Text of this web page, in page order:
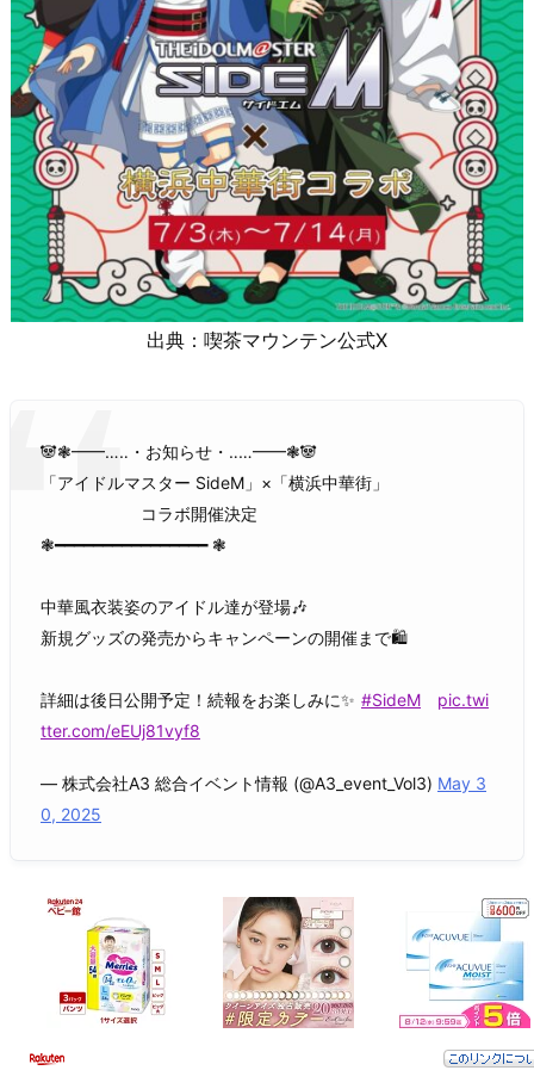
出典：喫茶マウンテン公式X
🐼❃━━…‥・お知らせ・‥…━━❃🐼
「アイドルマスター SideM」×「横浜中華街」
コラボ開催決定
❃━━━━━━━━━━━━━━━━ ❃
中華風衣装姿のアイドル達が登場🎶
新規グッズの発売からキャンペーンの開催まで🛍
詳細は後日公開予定！続報をお楽しみに✨ #SideM
pic.twi
tter.com/eEUj81vyf8
— 株式会社A3 総合イベント情報 (@A3_event_Vol3) May 3
0, 2025